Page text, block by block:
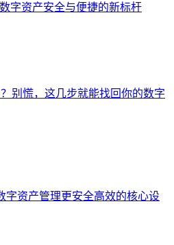
字资产安全与便捷的新标杆
别慌，这几步就能找回你的数字
字资产管理更安全高效的核心设